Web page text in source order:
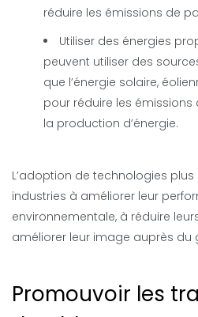
réduire les émissions de
Utiliser des énergies
peuvent utiliser des
que l’énergie solaire,
pour réduire les émissions
la production d’énergie.
L’adoption de technologies
industries à améliorer leur
environnementale, à réduire
améliorer leur image auprès du
Promouvoir les